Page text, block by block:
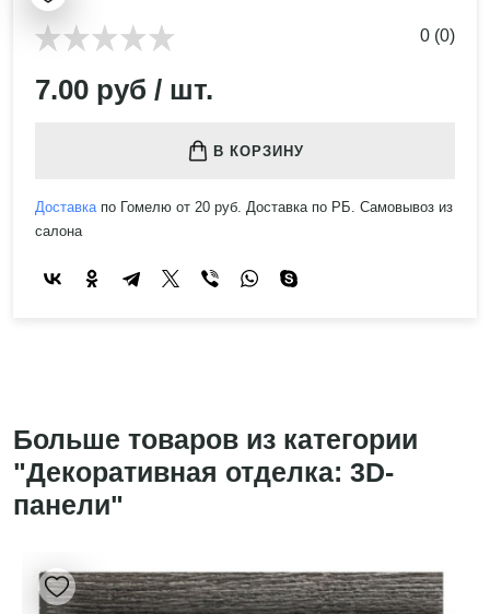
0 (0)
7.00 руб / шт.
В КОРЗИНУ
Доставкапо Гомелю от 20 руб. Доставка по РБ. Самовывоз из
салона
Больше товаров из категории
"Декоративная отделка: 3D-
панели"